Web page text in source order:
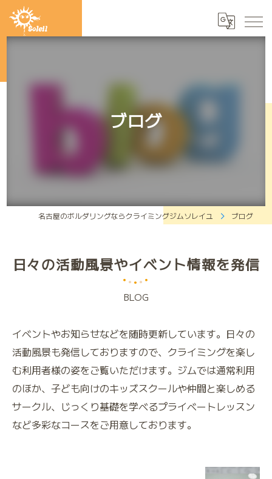
ブログ
名古屋のボルダリングならクライミングジムソレイユ ブログ
日々の活動風景やイベント情報を発信
BLOG
イベントやお知らせなどを随時更新しています。日々の
活動風景も発信しておりますので、クライミングを楽し
む利用者様の姿をご覧いただけます。ジムでは通常利用
のほか、子ども向けのキッズスクールや仲間と楽しめる
サークル、じっくり基礎を学べるプライベートレッスン
など多彩なコースをご用意しております。